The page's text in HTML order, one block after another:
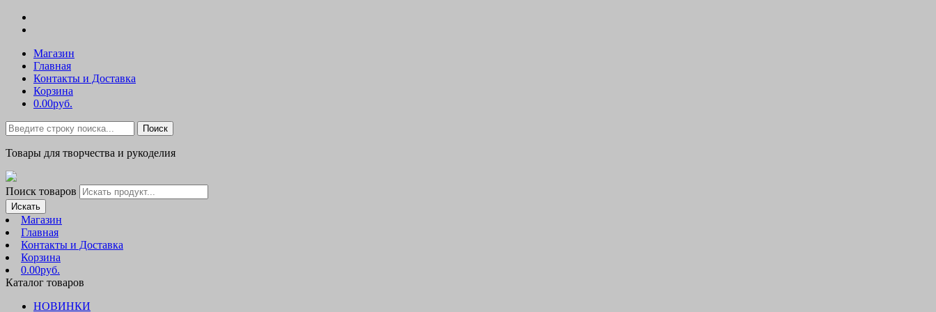
Магазин
Главная
Контакты и Доставка
Корзина
0.00руб.
Поиск
Товары для творчества и рукоделия
Поиск товаров
Искать
Магазин
Главная
Контакты и Доставка
Корзина
0.00руб.
Каталог товаров
НОВИНКИ